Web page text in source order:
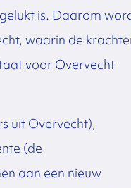
is. Daarom
waarin de
voor Overvecht
uit Overvecht),
(de
aan een nieuw